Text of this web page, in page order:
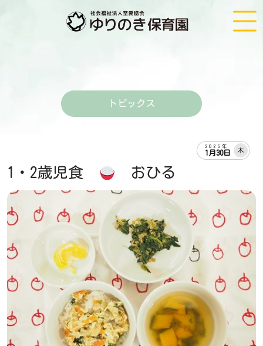
トピックス
2025年
1月30日 木
1・2歳児食 おひる